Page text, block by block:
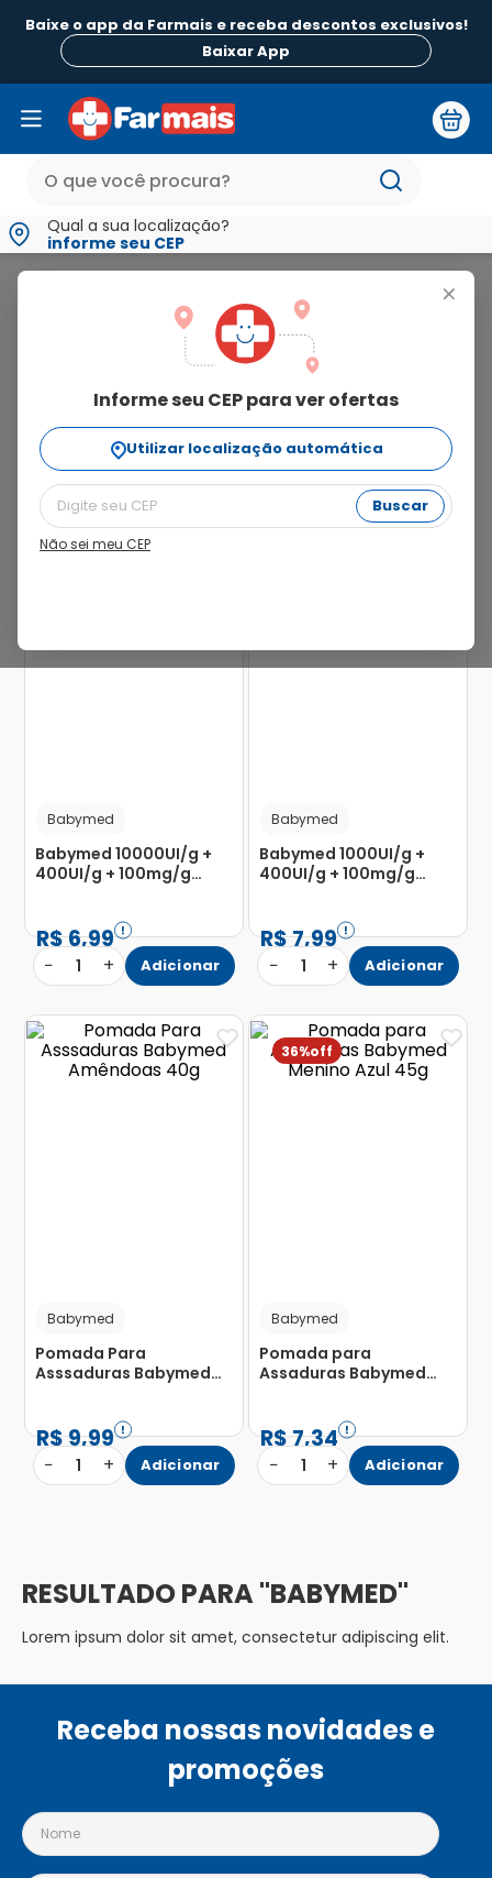
Baixe o app da Farmais e receba descontos exclusivos!
Baixar App
Qual a sua localização?
informe seu CEP
+
Informe seu CEP para ver ofertas
Utilizar localização automática
Buscar
Não sei meu CEP
Ordenar Por
relevância
61%
Babymed
Babymed 10000UI/g +
400UI/g + 100mg/g
45g
R$6,99
− 1 + Adicionar
Babymed
Babymed 1000UI/g +
400UI/g + 100mg/g
45g
R$7,99
− 1 + Adicionar
Babymed
Pomada Para
Asssaduras Babymed
R$9,99
− 1 + Adicionar
36%
Babymed
Pomada para
Assaduras Babymed
R$7,34
− 1 + Adicionar
BABYMED
Lorem ipsum dolor sit amet, consectetur adipiscing elit.
Receba nossas novidades e
promoções